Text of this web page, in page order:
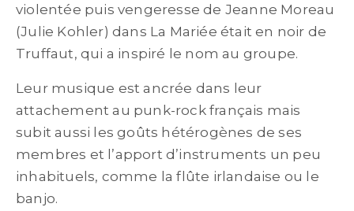
violentée puis vengeresse de Jeanne Moreau
(Julie Kohler) dans La Mariée était en noir de
Truffaut, qui a inspiré le nom au groupe.
Leur musique est ancrée dans leur
attachement au punk-rock français mais
subit aussi les goûts hétérogènes de ses
membres et l’apport d’instruments un peu
inhabituels, comme la flûte irlandaise ou le
banjo.